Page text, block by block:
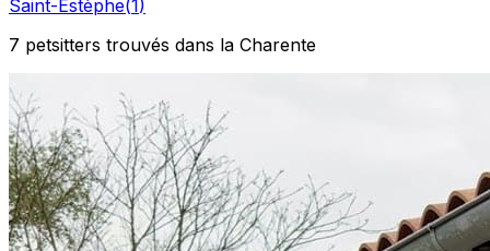
Saint-Estèphe(1)
7 petsitters trouvés dans la Charente